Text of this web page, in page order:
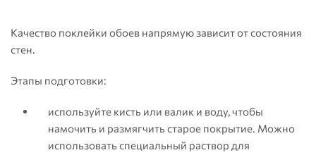
Качество поклейки обоев напрямую зависит от состояния
стен.
Этапы подготовки:
используйте кисть или валик и воду, чтобы
намочить и размягчить старое покрытие. Можно
использовать специальный раствор для